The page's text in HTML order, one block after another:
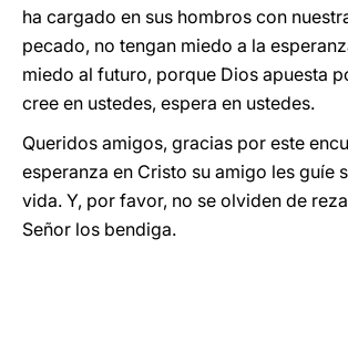
ha cargado en sus hombros con
pecado, no tengan miedo a la
miedo al futuro, porque Dios apuesta
cree en ustedes, espera en ustedes.
Queridos amigos, gracias por este
esperanza en Cristo su amigo les guíe
vida. Y, por favor, no se olviden de
Señor los bendiga.